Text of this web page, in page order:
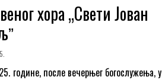
хора „Свети Јован
године, после вечерњег богослужења, у